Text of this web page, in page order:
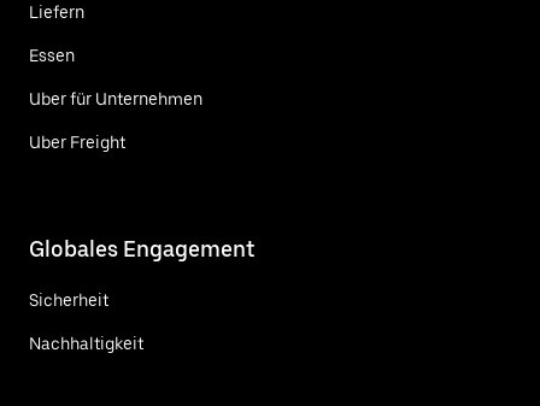
Liefern
Essen
Uber für Unternehmen
Uber Freight
Globales Engagement
Sicherheit
Nachhaltigkeit